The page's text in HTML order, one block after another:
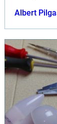
Albert